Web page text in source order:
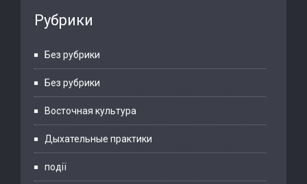
Рубрики
Без рубрики
Без рубрики
Восточная культура
Дыхательные практики
події